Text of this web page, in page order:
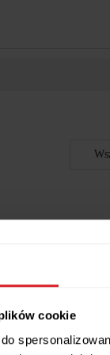
cookie
kolorze.
na